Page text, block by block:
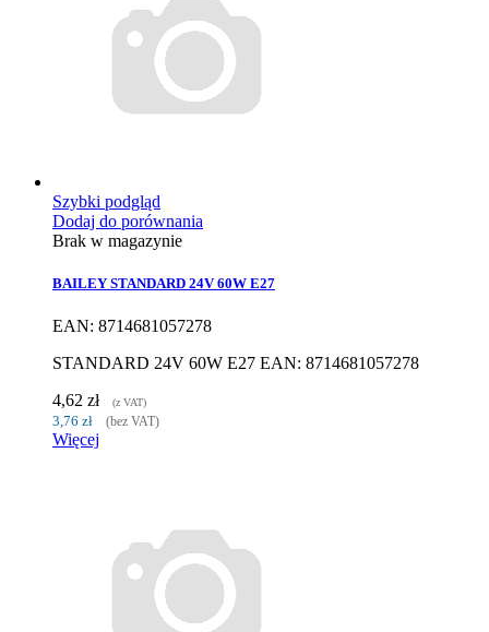
Szybki podgląd
Dodaj do porównania
Brak w magazynie
BAILEY STANDARD 24V 60W E27
EAN: 8714681057278
STANDARD 24V 60W E27 EAN: 8714681057278
4,62 zł
(z VAT)
3,76 zł (bez VAT)
Więcej